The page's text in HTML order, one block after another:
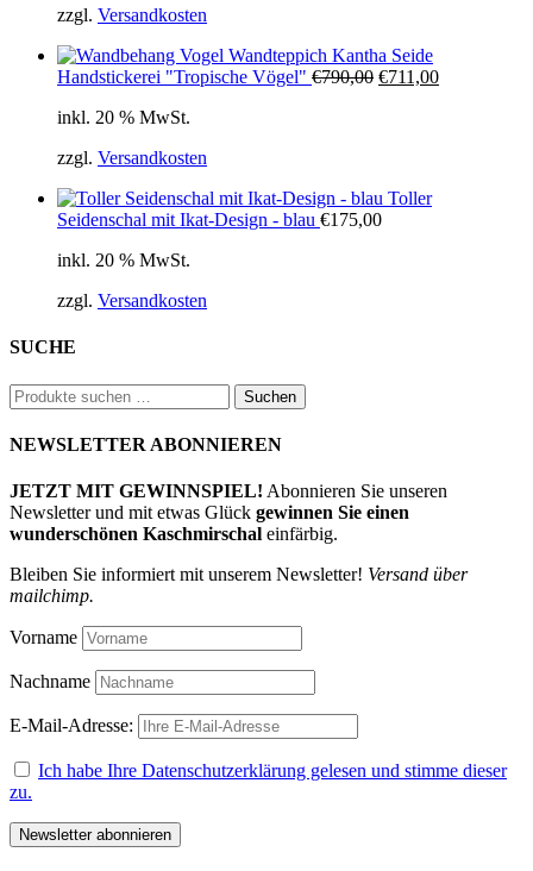
zzgl. Versandkosten
Wandteppich Kantha Seide
Handstickerei "Tropische Vögel" €790,00 Ursprünglicher
€711,00Aktueller
inkl. 20 % MwSt.
zzgl. Versandkosten
Toller
Seidenschal mit Ikat-Design - blau €175,00
inkl. 20 % MwSt.
zzgl. Versandkosten
SUCHE
Suchen
nach:
Suchen
NEWSLETTER ABONNIEREN
JETZT MIT GEWINNSPIEL! Abonnieren Sie unseren
Newsletter und mit etwas Glück gewinnen Sie einen
wunderschönen Kaschmirschal einfärbig.
Bleiben Sie informiert mit unserem Newsletter! Versand über
mailchimp.
Vorname
Nachname
E-Mail-Adresse:
Ich habe Ihre Datenschutzerklärung gelesen und stimme dieser
zu.